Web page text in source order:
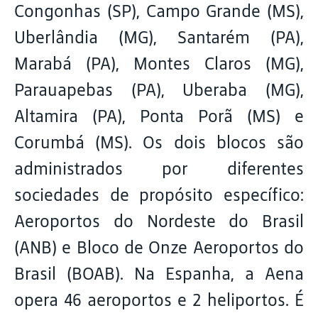
Congonhas (SP), Campo Grande (MS),
Uberlândia (MG), Santarém (PA),
Marabá (PA), Montes Claros (MG),
Parauapebas (PA), Uberaba (MG),
Altamira (PA), Ponta Porã (MS) e
Corumbá (MS). Os dois blocos são
administrados por diferentes
sociedades de propósito específico:
Aeroportos do Nordeste do Brasil
(ANB) e Bloco de Onze Aeroportos do
Brasil (BOAB). Na Espanha, a Aena
opera 46 aeroportos e 2 heliportos. É